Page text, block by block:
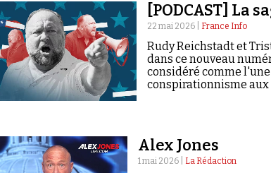
dans tous les contenus
votre recherche
[PODCAST] La
22 mai 2026 | France Info
Rudy Reichstadt et
dans ce nouveau
considéré comme
conspirationnisme aux
Alex Jones
1 mai 2026 | La Rédaction